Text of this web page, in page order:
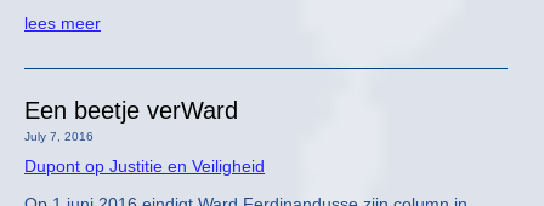
lees meer
Een beetje verWard
July 7, 2016
Dupont op Justitie en Veiligheid